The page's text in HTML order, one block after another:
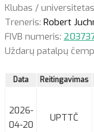
Klubas /
Treneris: Robert
FIVB numeris:
Uždarų patalpų
Data Reitingavimas
2026-
04-20
UPTTČ